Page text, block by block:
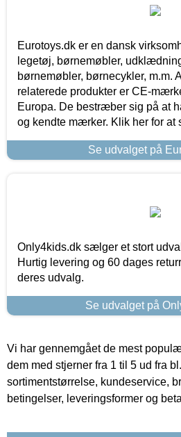
Eurotoys.dk er en dansk
legetøj, børnemøbler,
børnemøbler, børnecykler, m.m.
relaterede produkter er CE-
Europa. De bestræber sig på at
og kendte mærker. Klik her for at
Se udvalget på
Only4kids.dk sælger et stort
Hurtig levering og 60 dages
deres udvalg.
Se udvalget på
Vi har gennemgået de mest
dem med stjerner fra 1 til 5 ud fra
sortimentstørrelse, kundeservice,
betingelser, leveringsformer og